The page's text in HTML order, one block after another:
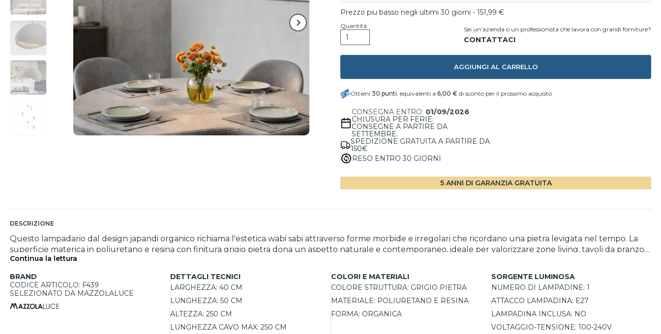
Prezzo piu basso negli ultimi 30 giorni - 151,99 €
Quantità Sei un'azienda o un professionista che lavora con grandi forniture?
AGGIUNGI AL CARRELLO
Ottieni 30 punti, equivalenti a 6,00 € di sconto per il prossimo acquisto
CONSEGNA ENTRO: 01/09/2026
CHIUSURA PER FERIE:
CONSEGNE A PARTIRE DA
SETTEMBRE.
SPEDIZIONE GRATUITA A PARTIRE DA
150€
RESO ENTRO 30 GIORNI
5 ANNI DI GARANZIA GRATUITA
DESCRIZIONE
Questo lampadario dal design japandi organico richiama l'estetica wabi sabi attraverso forme morbide e irregolari che ricordano una pietra levigata nel tempo. La
superficie materica in poliuretano e resina con finitura grigio pietra dona un aspetto naturale e contemporaneo, ideale per valorizzare zone living, tavoli da pranzo o
ambienti minimal. Il diffusore ampio crea una presenza scenografica ma equilibrata, mentre il cavo lungo permette installazioni anche su soffitti alti. Con dimensioni
di 50 cm di lunghezza, 40 cm di larghezza e altezza totale di 250 cm, offre un'illuminazione elegante e discreta.
Continua la lettura
BRAND
CODICE ARTICOLO: F439
SELEZIONATO DA MAZZOLALUCE
DETTAGLI TECNICI
LARGHEZZA: 40 CM
LUNGHEZZA: 50 CM
ALTEZZA: 250 CM
LUNGHEZZA CAVO MAX: 250 CM
COLORI E MATERIALI
COLORE STRUTTURA: GRIGIO PIETRA
MATERIALE: POLIURETANO E RESINA
FORMA: ORGANICA
SORGENTE LUMINOSA
NUMERO DI LAMPADINE: 1
ATTACCO LAMPADINA: E27
LAMPADINA INCLUSA: NO
VOLTAGGIO-TENSIONE: 100-240V